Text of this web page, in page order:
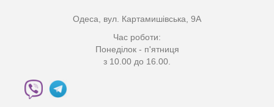
Одеса, вул. Картамишівська, 9А
Час роботи:
Понеділок - п'ятниця
з 10.00 до 16.00.